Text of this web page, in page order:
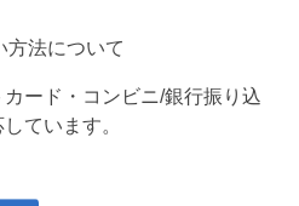
方法について
ード・コンビニ/銀行振り込
ています。